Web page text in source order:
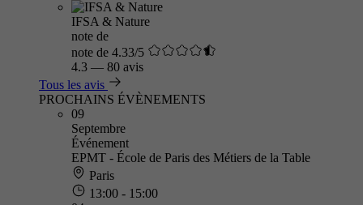
IFSA & Nature
note de
note de 4.33/5
4.3 — 80 avis
Tous les avis
PROCHAINS ÉVÈNEMENTS
09
Septembre
Événement
EPMT - École de Paris des Métiers de la Table
Paris
13:00 - 15:00